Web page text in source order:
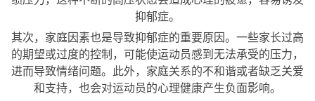
抑郁症。
其次，家庭因素也是导致抑郁症的重要原因。一些家长过高
的期望或过度的控制，可能使运动员感到无法承受的压力，
进而导致情绪问题。此外，家庭关系的不和谐或者缺乏关爱
和支持，也会对运动员的心理健康产生负面影响。